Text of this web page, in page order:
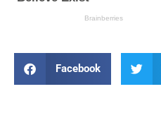
Facebook